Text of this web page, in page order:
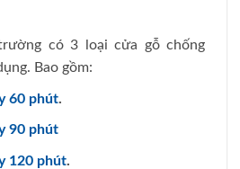
có 3 loại cửa gỗ chống
Bao gồm:
60 phút.
90 phút
120 phút.